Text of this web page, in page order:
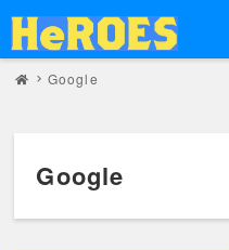
Google
Google